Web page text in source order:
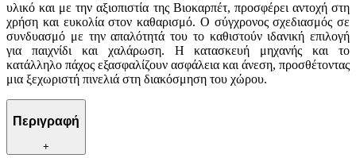
υλικό και με την αξιοπιστία της Βιοκαρπέτ, προσφέρει αντοχή στη
χρήση και ευκολία στον καθαρισμό. Ο σύγχρονος σχεδιασμός σε
συνδυασμό με την απαλότητά του το καθιστούν ιδανική επιλογή
για παιχνίδι και χαλάρωση. Η κατασκευή μηχανής και το
κατάλληλο πάχος εξασφαλίζουν ασφάλεια και άνεση, προσθέτοντας
μια ξεχωριστή πινελιά στη διακόσμηση του χώρου.
Περιγραφή
+